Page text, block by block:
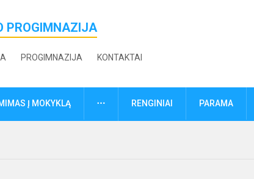
PROGIMNAZIJA
PROGIMNAZIJA KONTAKTAI
Į MOKYKLĄ DAUGIAURENGINIAI PARAMA